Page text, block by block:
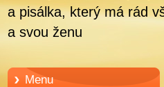
a pisálka, který má rád
a svou ženu
Menu